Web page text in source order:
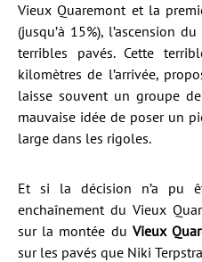
Vieux Quaremont et la
(jusqu’à 15%), l’ascension
terribles pavés. Cette
kilomètres de l’arrivée,
laisse souvent un groupe
mauvaise idée de poser un
large dans les rigoles.
Et si la décision n’a pu
enchaînement du Vieux
sur la montée du Vieux
sur les pavés que Niki